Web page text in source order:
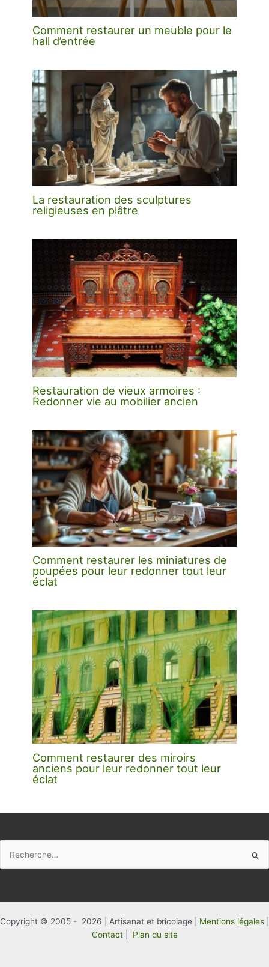
Comment restaurer un meuble pour le
hall d’entrée
La restauration des sculptures
religieuses en plâtre
Restauration de vieux armoires :
Redonner vie au mobilier ancien
Comment restaurer les miniatures de
poupées pour leur redonner tout leur
éclat
Comment restaurer des miroirs
anciens pour leur redonner tout leur
éclat
Copyright © 2005 - 2026 | Artisanat et bricolage | Mentions légales
Contact| Plan du site